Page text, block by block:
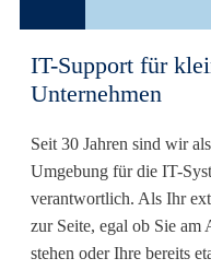
IT-Support für
Unternehmen
Seit 30 Jahren sind wir
Umgebung für die IT-
verantwortlich. Als Ihr
zur Seite, egal ob Sie am
stehen oder Ihre bereits